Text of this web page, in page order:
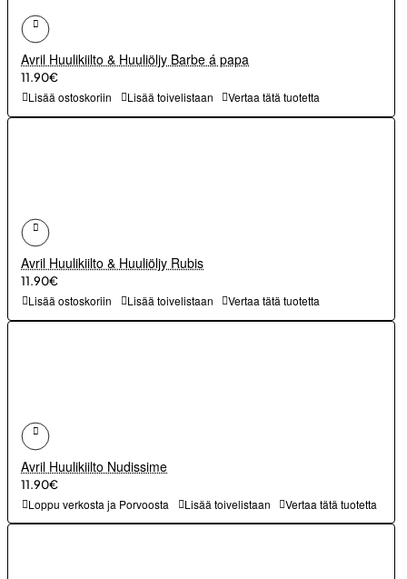
Avril Huulikiilto & Huuliöljy Barbe á papa
11.90€
Lisää ostoskoriin Lisää toivelistaan Vertaa tätä tuotetta
Avril Huulikiilto & Huuliöljy Rubis
11.90€
Lisää ostoskoriin Lisää toivelistaan Vertaa tätä tuotetta
Avril Huulikiilto Nudissime
11.90€
Loppu verkosta ja Porvoosta Lisää toivelistaan Vertaa tätä tuotetta